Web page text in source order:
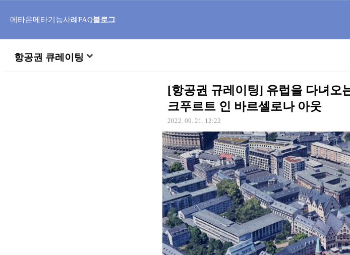
메타온메타기능사례FAQ블로그
항공권 큐레이팅
[항공권 규레이팅] 유럽을 다녀오
크푸르트 인 바르셀로나 아웃
2022. 09. 21. 12:22